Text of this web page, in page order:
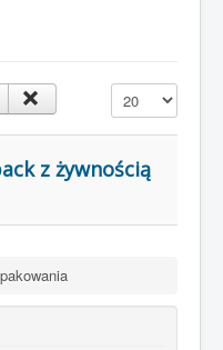
Pokaż #
z żywnością